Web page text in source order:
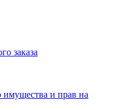
заказа
и прав на